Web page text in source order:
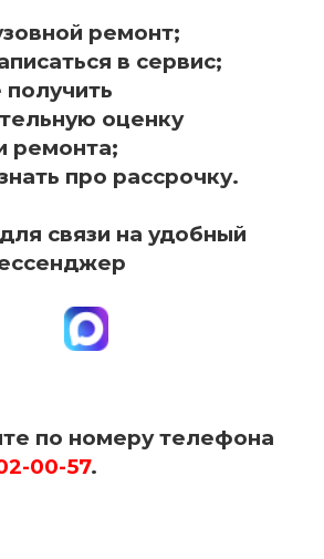
ремонт;
в сервис;
оценку
ремонта;
про рассрочку.
связи на удобный
по номеру телефона
00-57.